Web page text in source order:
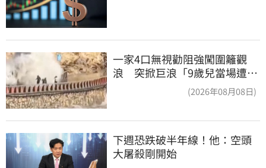
一家4口無視勸阻強闖圍籬觀
浪 突掀巨浪「9歲兒當場遭捲
(2026年08月08日)
下週恐跌破半年線！他：空頭
大屠殺剛開始